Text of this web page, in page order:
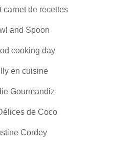
carnet de recettes
and Spoon
cooking day
en cuisine
Gourmandiz
de Coco
Cordey